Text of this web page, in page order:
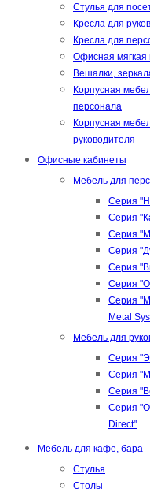
Стулья для
Кресла для
Кресла для
Офисная мягкая
Вешалки,
Корпусная
персонала
Корпусная
руководителя
Офисные кабинеты
Мебель для
Серия
Серия
Серия
Серия
Серия
Серия
Серия
Metal
Мебель для
Серия
Серия
Серия
Серия
Direct"
Мебель для кафе, бара
Стулья
Столы